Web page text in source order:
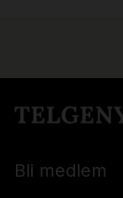
Bli medlem